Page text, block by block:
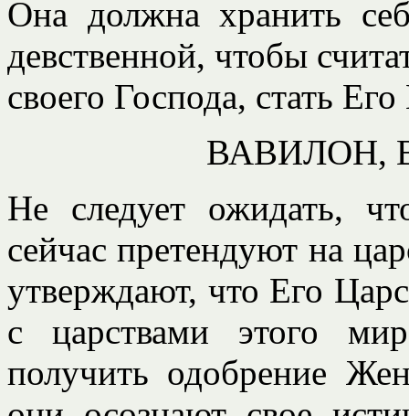
Она должна хранить
девственной, чтобы
своего Господа, стать
ВАВИЛОН,
Не следует ожидать,
сейчас претендуют на
утверждают, что Его
с царствами этого
получить одобрение